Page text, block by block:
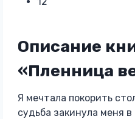
Описание
«Пленница
Я мечтала покорить
судьба закинула меня